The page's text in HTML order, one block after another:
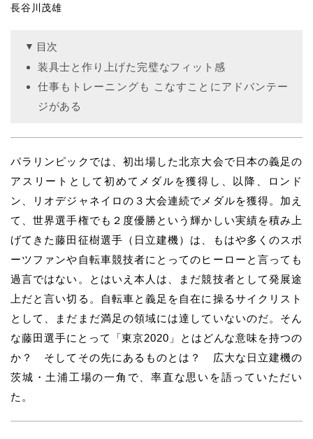
長谷川茂雄
目次
装具士と作り上げた完璧なフィット感
仕事もトレーニングも こなすことにアドバンテー
ジがある
パラリンピックでは、初出場した北京大会で日本の義足の
アスリートとして初めてメダルを獲得し、以降、ロンド
ン、リオデジャネイロの３大会連続でメダルを獲得。加え
て、世界選手権でも２度優勝という輝かしい実績を積み上
げてきた藤田征樹選手（日立建機）は、もはや多くのスポ
ーツファンや自転車競技者にとってのヒーローと言っても
過言ではない。とはいえ本人は、まだ競技者として発展途
上だと言い切る。自転車と義足を自在に操るサイクリスト
として、まだまだ満足の領域には達していないのだ。そん
な藤田選手にとって「東京2020」とはどんな意味を持つの
か？ そしてその先にあるものとは？ 広大な日立建機の
茨城・土浦工場の一角で、率直な思いを語っていただい
た。